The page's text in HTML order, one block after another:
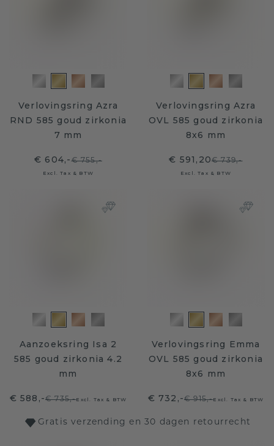
Verlovingsring Azra
RND 585 goud zirkonia
7 mm
€ 604,-€ 755,-
Excl. Tax & BTW
Verlovingsring Azra
OVL 585 goud zirkonia
8x6 mm
€ 591,20€ 739,-
Excl. Tax & BTW
Aanzoeksring Isa 2
585 goud zirkonia 4.2
mm
€ 588,-€ 735,-Excl. Tax & BTW
Verlovingsring Emma
OVL 585 goud zirkonia
8x6 mm
€ 732,-€ 915,-Excl. Tax & BTW
Gratis verzending en 30 dagen retourrecht